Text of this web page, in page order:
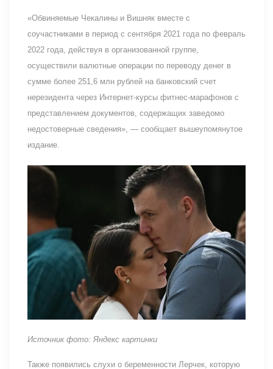
«Обвиняемые Чекалины и Вишняк вместе с
соучастниками в период с сентября 2021 года по февраль
2022 года, действуя в организованной группе,
осуществили валютные операции по переводу денег в
сумме более 251,6 млн рублей на банковский счет
нерезидента через Интернет-курсы фитнес-марафонов с
представлением документов, содержащих заведомо
недостоверные сведения», — сообщает вышеупомянутое
издание.
Источник фото: Яндекс картинки
Также появились слухи о беременности Лерчек, которую